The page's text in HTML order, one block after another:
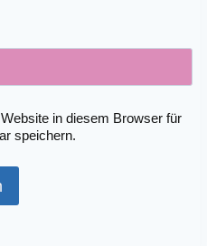
in diesem Browser für
speichern.